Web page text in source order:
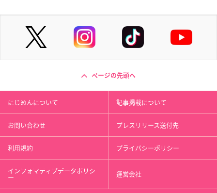
ページの先頭へ
にじめんについて 記事掲載について
お問い合わせ プレスリリース送付先
利用規約 プライバシーポリシー
インフォマティブデータポリシ
ー 運営会社